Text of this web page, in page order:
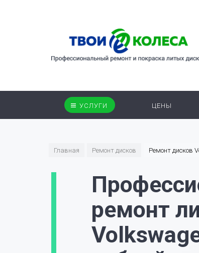
УСЛУГИ ЦЕНЫ
Главная Ремонт дисков Ремонт дисков
ремонт